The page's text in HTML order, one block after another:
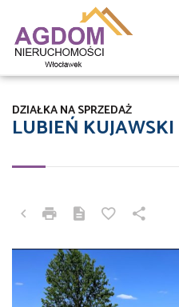
LUBIEŃ KUJAWSKI
DZIAŁKA NA SPRZEDAŻ